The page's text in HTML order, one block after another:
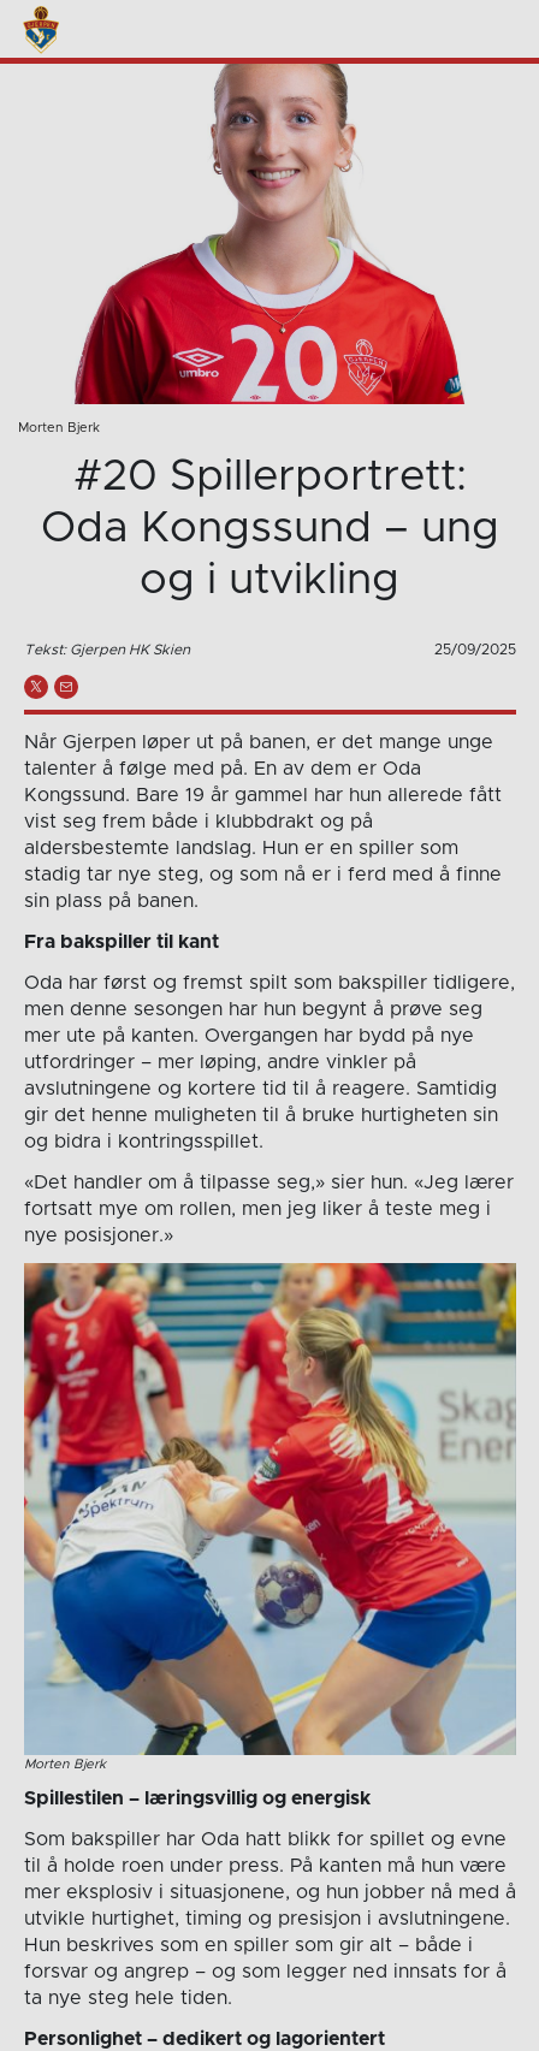
Morten Bjerk
#20 Spillerportrett:
Oda Kongssund – ung
og i utvikling
Tekst: Gjerpen HK Skien 25/09/2025
Når Gjerpen løper ut på banen, er det mange unge
talenter å følge med på. En av dem er Oda
Kongssund. Bare 19 år gammel har hun allerede fått
vist seg frem både i klubbdrakt og på
aldersbestemte landslag. Hun er en spiller som
stadig tar nye steg, og som nå er i ferd med å finne
sin plass på banen.
Fra bakspiller til kant
Oda har først og fremst spilt som bakspiller tidligere,
men denne sesongen har hun begynt å prøve seg
mer ute på kanten. Overgangen har bydd på nye
utfordringer – mer løping, andre vinkler på
avslutningene og kortere tid til å reagere. Samtidig
gir det henne muligheten til å bruke hurtigheten sin
og bidra i kontringsspillet.
«Det handler om å tilpasse seg,» sier hun. «Jeg lærer
fortsatt mye om rollen, men jeg liker å teste meg i
nye posisjoner.»
Morten Bjerk
Spillestilen – læringsvillig og energisk
Som bakspiller har Oda hatt blikk for spillet og evne
til å holde roen under press. På kanten må hun være
mer eksplosiv i situasjonene, og hun jobber nå med å
utvikle hurtighet, timing og presisjon i avslutningene.
Hun beskrives som en spiller som gir alt – både i
forsvar og angrep – og som legger ned innsats for å
ta nye steg hele tiden.
Personlighet – dedikert og lagorientert